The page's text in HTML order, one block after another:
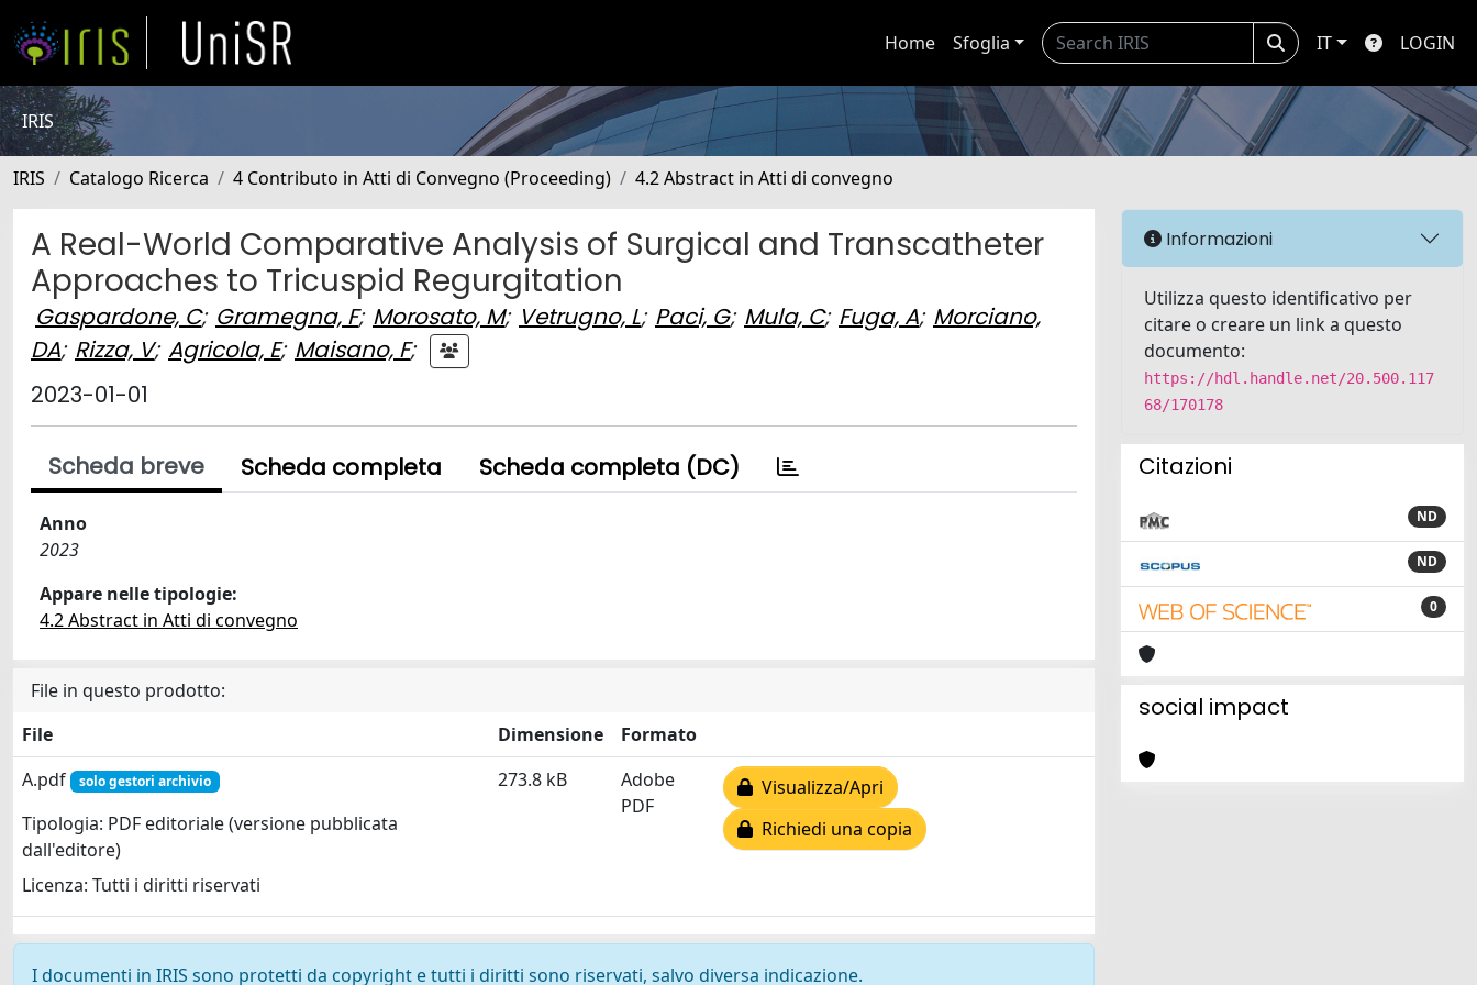
Home Sfoglia IT LOGIN
IRIS
IRIS Catalogo Ricerca 4 Contributo in Atti di Convegno (Proceeding) 4.2 Abstract in Atti di convegno
A Real-World Comparative Analysis of Surgical and Transcatheter
Approaches to Tricuspid Regurgitation
Gaspardone, C; Gramegna, F; Morosato, M; Vetrugno, L; Paci, G; Mula, C; Fuga, A; Morciano,
DA; Rizza, V; Agricola, E; Maisano, F;
2023-01-01
Scheda breve Scheda completa Scheda completa (DC)
Anno
2023
Appare nelle tipologie:
4.2 Abstract in Atti di convegno
File in questo prodotto:
File
Dimensione
Formato
A.pdf
solo gestori archivio
Tipologia: PDF editoriale (versione pubblicata
dall'editore)
Licenza: Tutti i diritti riservati
273.8 kB
Adobe
PDF
Visualizza/Apri
Richiedi una copia
I documenti in IRIS sono protetti da copyright e tutti i diritti sono riservati, salvo diversa indicazione.
Informazioni
Utilizza questo identificativo per
citare o creare un link a questo
documento:
https://hdl.handle.net/20.500.117
68/170178
Citazioni
ND
ND
0
social impact